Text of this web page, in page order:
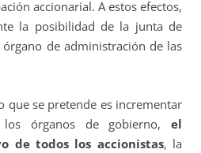
accionarial. A estos efectos,
la posibilidad de la junta de
de administración de las
que se pretende es incrementar
órganos de gobierno,el
de todos los accionistas, la